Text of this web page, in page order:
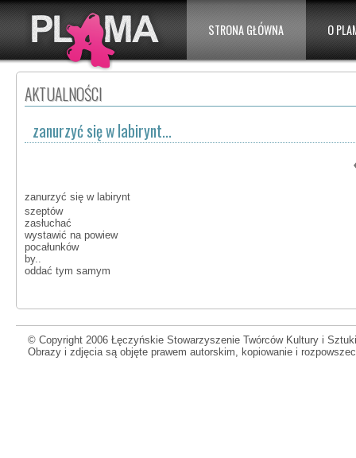
STRONA GŁÓWNA O
AKTUALNOŚCI
zanurzyć się w labirynt...
zanurzyć się w labirynt
szeptów
zasłuchać
wystawić na powiew
pocałunków
by..
oddać tym samym
© Copyright 2006 Łęczyńskie Stowarzyszenie Twórców Kultury i
Obrazy i zdjęcia są objęte prawem autorskim, kopiowanie i